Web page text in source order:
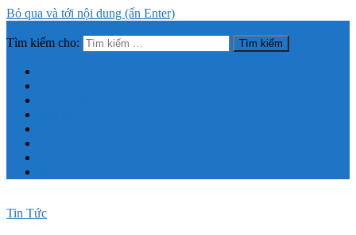
Bỏ qua và tới nội dung (ấn Enter)
Trang thông tin tổng hợp về sức khỏe, làm đẹp
Tìm kiếm cho:
Tin Tức